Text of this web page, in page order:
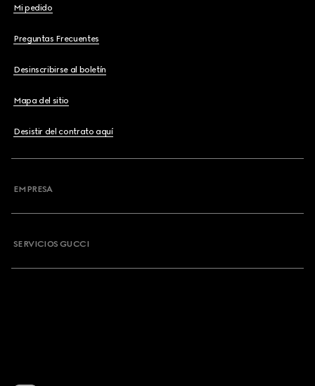
Mi pedido
Preguntas Frecuentes
Desinscribirse al boletín
Mapa del sitio
Desistir del contrato aquí
EMPRESA
SERVICIOS GUCCI